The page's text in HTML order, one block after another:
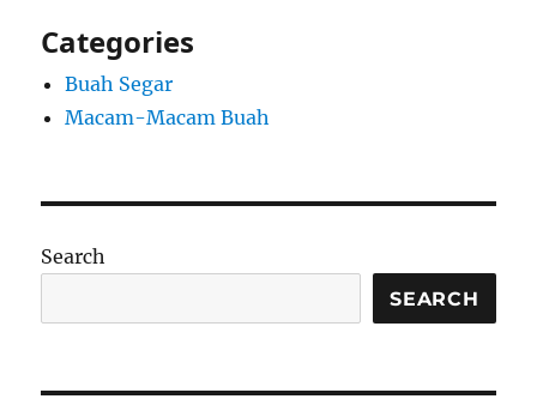
Categories
Buah Segar
Macam-Macam Buah
Search
SEARCH